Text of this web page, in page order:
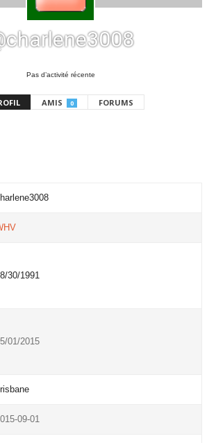
Pas d’activité récente
AMIS 0 FORUMS
30/1991
01/2015
09-01